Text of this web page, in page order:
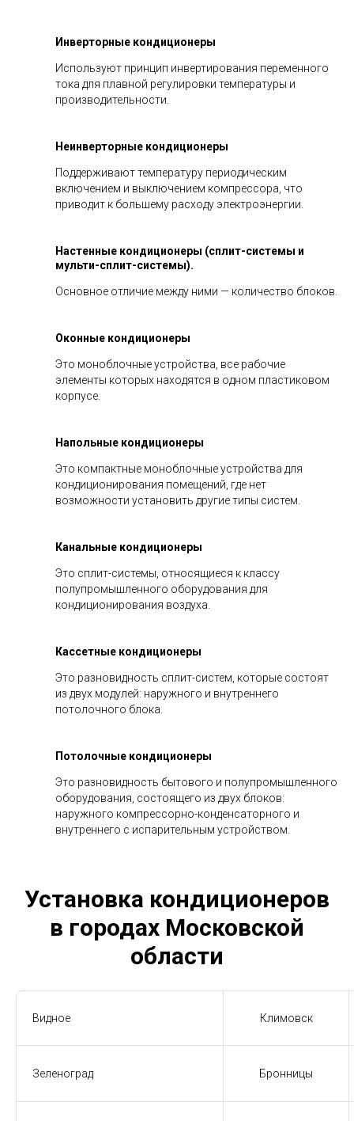
Инверторные кондиционеры
Используют принцип инвертирования переменного
тока для плавной регулировки температуры и
производительности.
Неинверторные кондиционеры
Поддерживают температуру периодическим
включением и выключением компрессора, что
приводит к большему расходу электроэнергии.
Настенные кондиционеры (сплит-системы и
мульти-сплит-системы).
Основное отличие между ними — количество блоков.
Оконные кондиционеры
Это моноблочные устройства, все рабочие
элементы которых находятся в одном пластиковом
корпусе.
Напольные кондиционеры
Это компактные моноблочные устройства для
кондиционирования помещений, где нет
возможности установить другие типы систем.
Канальные кондиционеры
Это сплит-системы, относящиеся к классу
полупромышленного оборудования для
кондиционирования воздуха.
Кассетные кондиционеры
Это разновидность сплит-систем, которые состоят
из двух модулей: наружного и внутреннего
потолочного блока.
Потолочные кондиционеры
Это разновидность бытового и полупромышленного
оборудования, состоящего из двух блоков:
наружного компрессорно-конденсаторного и
внутреннего с испарительным устройством.
Установка кондиционеров
в городах Московской
области
Видное Климовск
Зеленоград Бронницы